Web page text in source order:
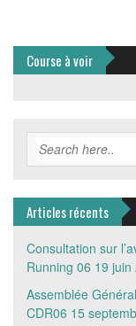
Course à voir
Articles récents
Consultation sur
Running 06 19 juin
Assemblée
CDR06 15